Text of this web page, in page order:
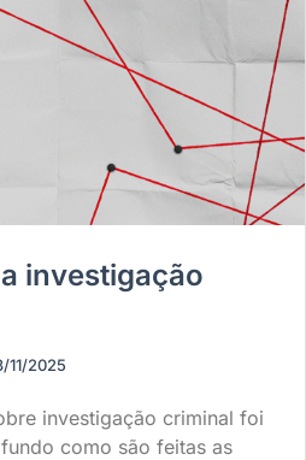
investigação
11/2025
investigação criminal foi
como são feitas as